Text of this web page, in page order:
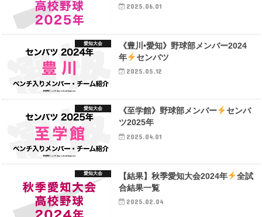
2025.06.01
愛知大会
《豊川•愛知》野球部メンバー2024
年
センバツ
2025.05.12
愛知大会 《至学館》野球部メンバー
センバ
ツ2025年
2025.04.01
愛知大会 【結果】秋季愛知大会2024年
全試
合結果一覧
2025.02.04